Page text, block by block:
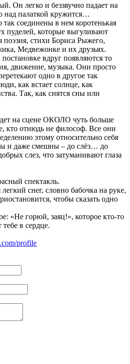
Он легко и беззвучно падает на
над палаткой кружится…
так соединены в нем коротенькая
пуделей, которые выгуливают
поэзия, стихи Бориса Рыжего,
Медвежонке и их друзьях.
вдруг появляются то
движение, музыка. Они просто
одно в другое так
как встает солнце, как
Так, как снятся сны или
на сцене ОКОЛО чуть больше
кто отнюдь не философ. Все они
этому относительно себя
и даже смешны – до слёз… до
слез, что затуманивают глаза
спектакль.
снег, словно бабочка на руке,
чтобы сказать одно
«Не горюй, заяц!», которое кто-то
в сердце.
profile